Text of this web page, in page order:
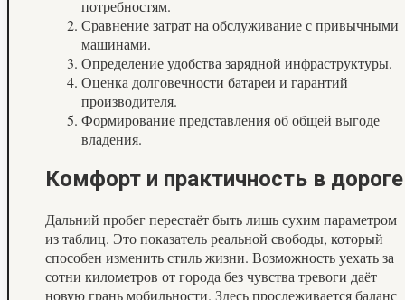
потребностям.
Сравнение затрат на обслуживание с привычными
машинами.
Определение удобства зарядной инфраструктуры.
Оценка долговечности батареи и гарантий
производителя.
Формирование представления об общей выгоде
владения.
Комфорт и практичность в дороге
Дальний пробег перестаёт быть лишь сухим параметром
из таблиц. Это показатель реальной свободы, который
способен изменить стиль жизни. Возможность уехать за
сотни километров от города без чувства тревоги даёт
новую грань мобильности. Здесь прослеживается баланс